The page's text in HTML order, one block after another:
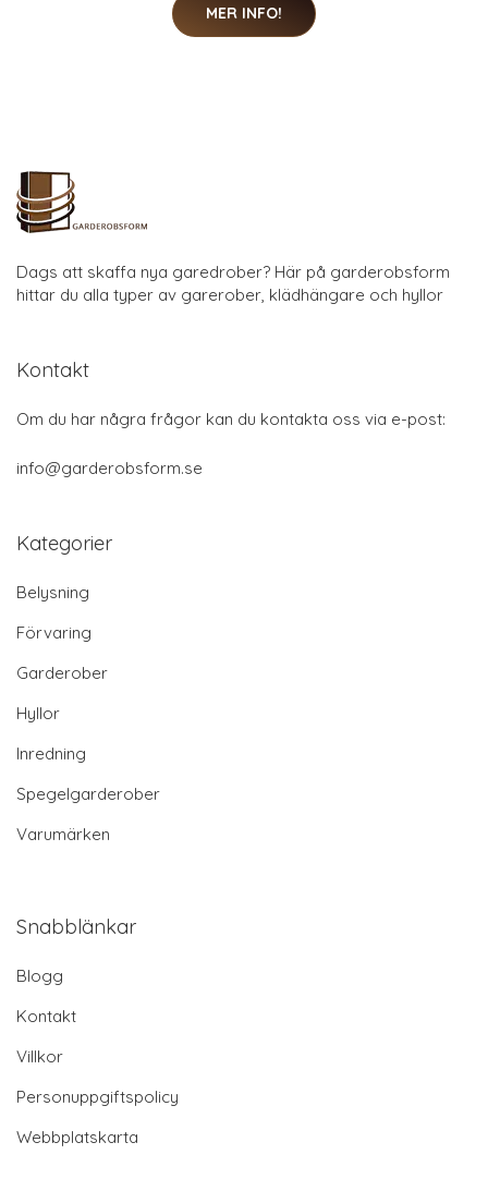
MER INFO!
Dags att skaffa nya garedrober? Här på garderobsform
hittar du alla typer av garerober, klädhängare och hyllor
Kontakt
Om du har några frågor kan du kontakta oss via e-post:
info@garderobsform.se
Kategorier
Belysning
Förvaring
Garderober
Hyllor
Inredning
Spegelgarderober
Varumärken
Snabblänkar
Blogg
Kontakt
Villkor
Personuppgiftspolicy
Webbplatskarta